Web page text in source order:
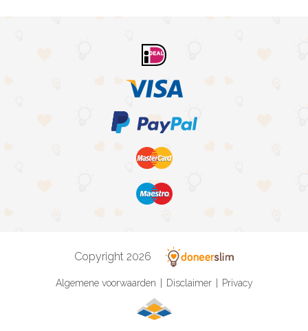
Copyright 2026
Algemene voorwaarden Disclaimer Privacy